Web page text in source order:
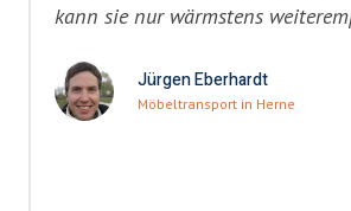
kann sie nur wärmstens
Jürgen Eberhardt
Möbeltransport in Herne